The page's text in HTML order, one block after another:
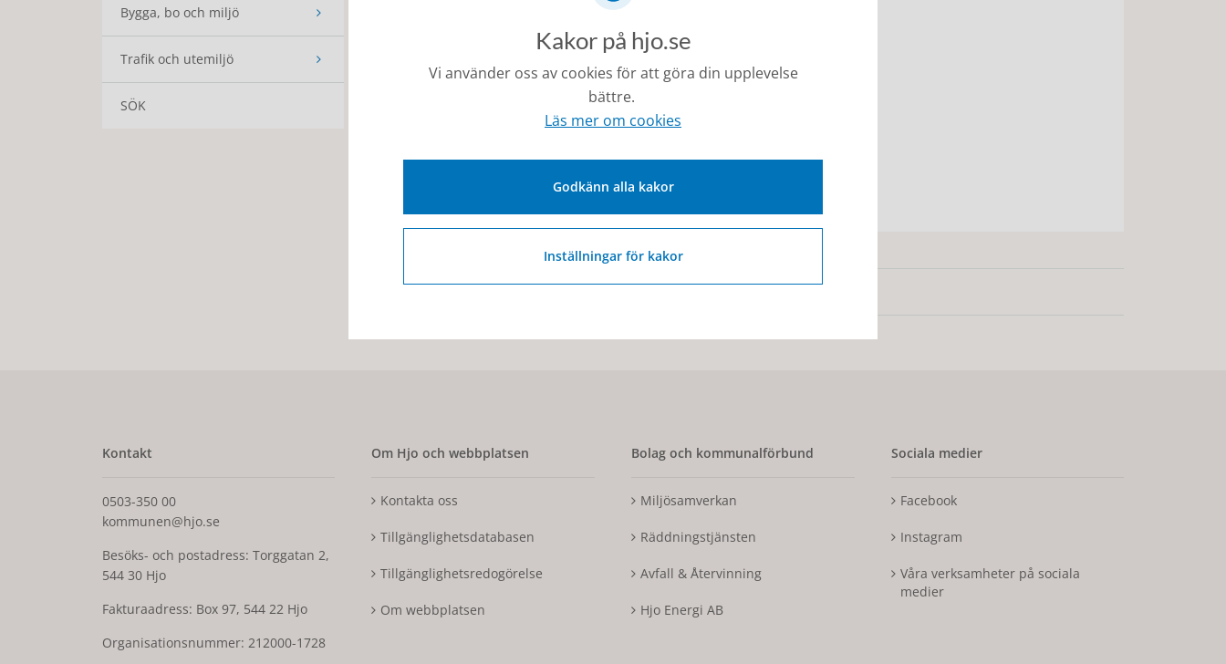
Bygga, bo och miljö
Trafik och utemiljö
SÖK
miljoskaraborg@skovde.se
Besöksadress
Hertig Johans torg 2, Skövde
Kontakt
0503-350 00
kommunen@hjo.se
Besöks- och postadress: Torggatan 2,
544 30 Hjo
Fakturaadress: Box 97, 544 22 Hjo
Organisationsnummer: 212000-1728
Om Hjo och webbplatsen
Kontakta oss
Tillgänglighetsdatabasen
Tillgänglighetsredogörelse
Om webbplatsen
Bolag och kommunalförbund
Miljösamverkan
Räddningstjänsten
Avfall & Återvinning
Hjo Energi AB
Sociala medier
Facebook
Instagram
Våra verksamheter på sociala
medier
Kakor på hjo.se
Vi använder oss av cookies för att göra din upplevelse
bättre.
Läs mer om cookies
Godkänn alla kakor
Inställningar för kakor